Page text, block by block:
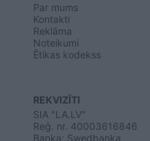
Par mums
Kontakti
Reklāma
Noteikumi
Ētikas kodekss
REKVIZĪTI
SIA "LA.LV"
Reģ. nr. 40003616846
Banka: Swedbanka